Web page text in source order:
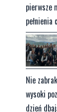
pierwsze
pełnienia
Nie
wysoki
dzień